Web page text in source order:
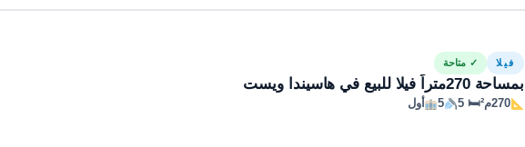
فيلا ✓ متاحة
بمساحة 270متراً فيلا للبيع في هاسيندا ويست
270م² 🛏 5
5 أول